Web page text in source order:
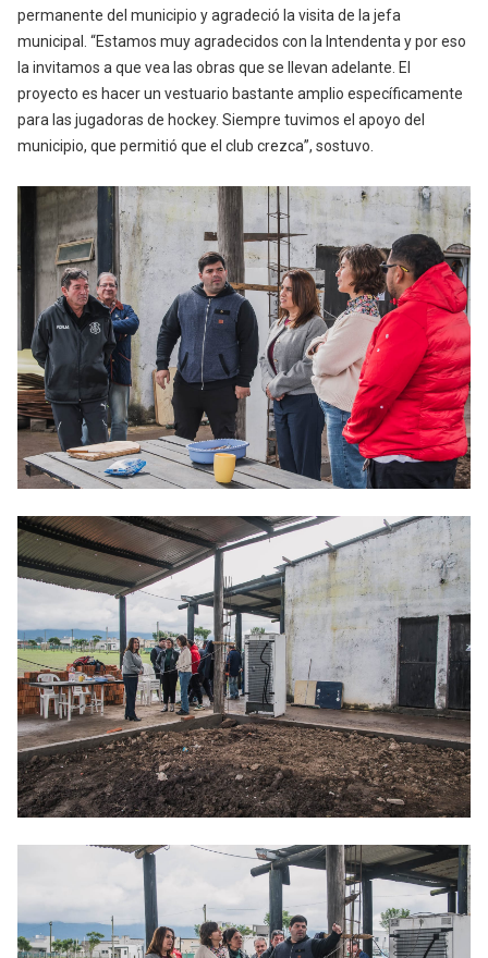
permanente del municipio y agradeció la visita de la jefa
municipal. “Estamos muy agradecidos con la Intendenta y por eso
la invitamos a que vea las obras que se llevan adelante. El
proyecto es hacer un vestuario bastante amplio específicamente
para las jugadoras de hockey. Siempre tuvimos el apoyo del
municipio, que permitió que el club crezca”, sostuvo.